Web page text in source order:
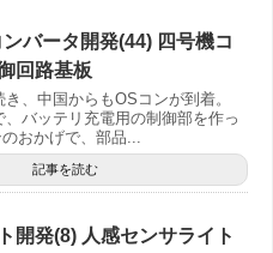
バータ開発(44) 四号機コ
回路基板
、中国からもOSコンが到着。
バッテリ充電用の制御部を作っ
おかげで、部品...
記事を読む
開発(8) 人感センサライト